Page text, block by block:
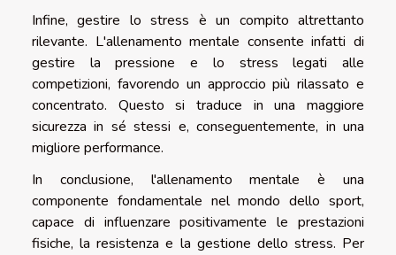
Infine, gestire lo stress è un compito altrettanto
rilevante. L'allenamento mentale consente infatti di
gestire la pressione e lo stress legati alle
competizioni, favorendo un approccio più rilassato e
concentrato. Questo si traduce in una maggiore
sicurezza in sé stessi e, conseguentemente, in una
migliore performance.
In conclusione, l'allenamento mentale è una
componente fondamentale nel mondo dello sport,
capace di influenzare positivamente le prestazioni
fisiche, la resistenza e la gestione dello stress. Per